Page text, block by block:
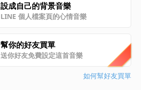
設成自己的背景音樂
LINE 個人檔案頁的心情音樂
幫你的好友買單
送你好友免費設定這首音樂
如何幫好友買單